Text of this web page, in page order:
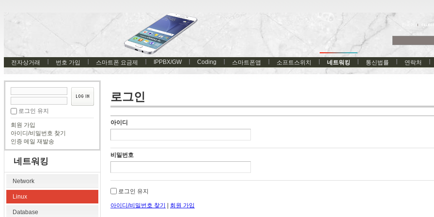
전자상거래 번호 가입 스마트폰 요금제 IPPBX/GW Coding 스마트폰앱 소프트스위치 네트워킹 통신법률 연락처
로그인 유지
회원 가입
아이디/비밀번호 찾기
인증 메일 재발송
네트워킹
Network
Linux
Database
로그인
아이디
비밀번호
로그인 유지
아이디/비밀번호 찾기 회원 가입